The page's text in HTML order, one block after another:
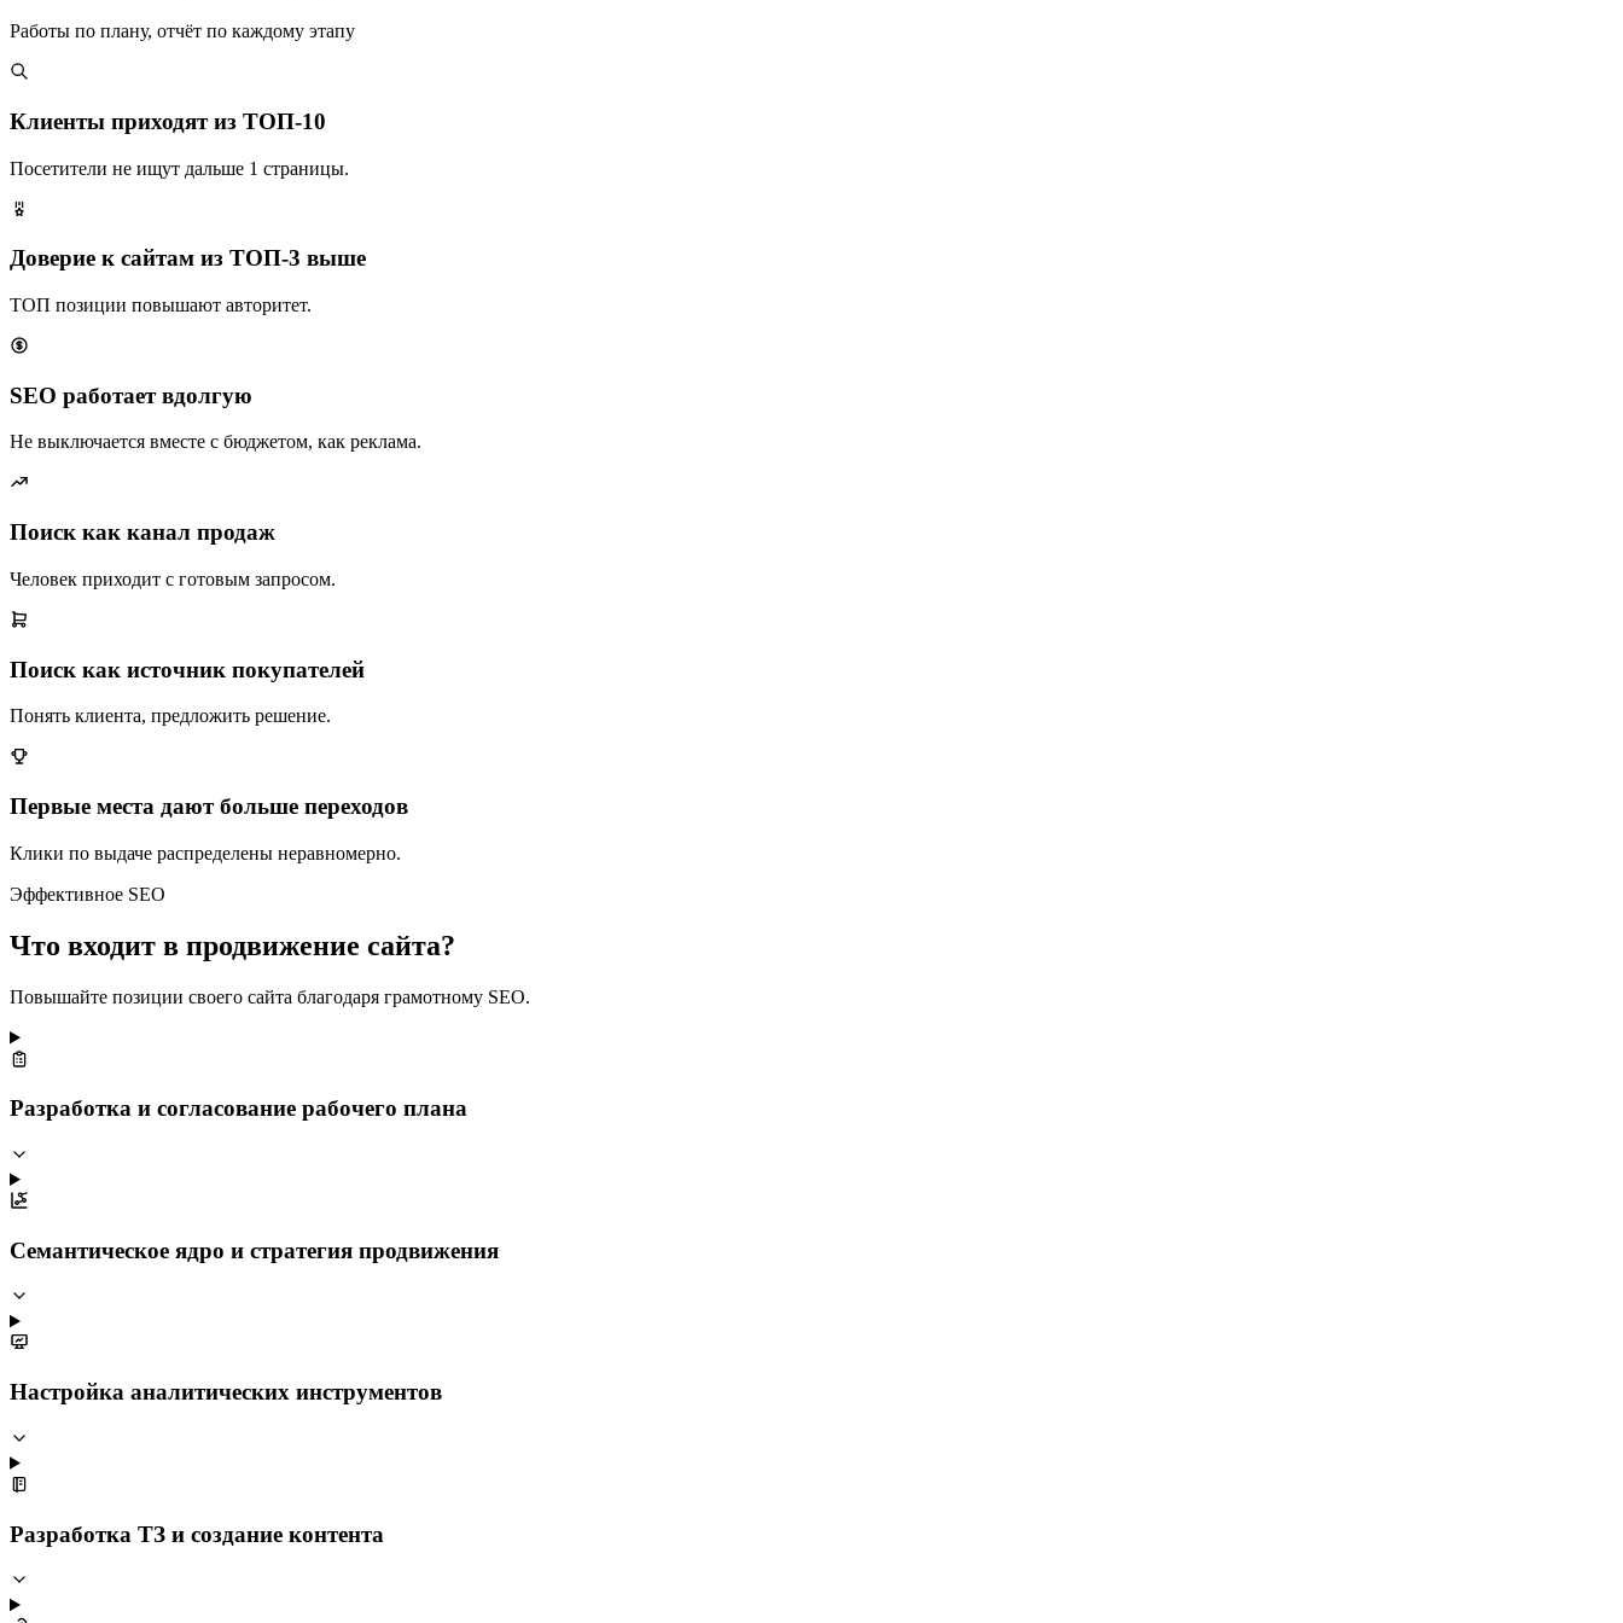
Работы по плану, отчёт по каждому этапу
Клиенты приходят из ТОП-10
Посетители не ищут дальше 1 страницы.
Доверие к сайтам из ТОП-3 выше
ТОП позиции повышают авторитет.
SEO работает вдолгую
Не выключается вместе с бюджетом, как реклама.
Поиск как канал продаж
Человек приходит с готовым запросом.
Поиск как источник покупателей
Понять клиента, предложить решение.
Первые места дают больше переходов
Клики по выдаче распределены неравномерно.
Эффективное SEO
Что входит в продвижение сайта?
Повышайте позиции своего сайта благодаря грамотному SEO.
Разработка и согласование рабочего плана
Семантическое ядро и стратегия продвижения
Настройка аналитических инструментов
Разработка ТЗ и создание контента